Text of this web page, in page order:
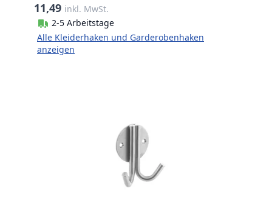
11,49 inkl. MwSt.
2-5 Arbeitstage
Alle Kleiderhaken und Garderobenhaken
anzeigen